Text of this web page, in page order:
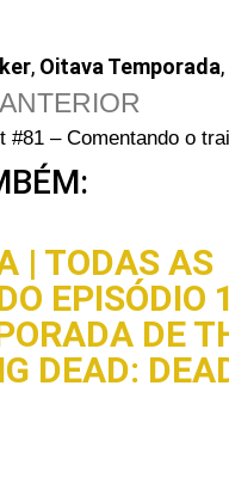
, Oitava Temporada,
| TODAS AS
EPISÓDIO
DE
DEAD: